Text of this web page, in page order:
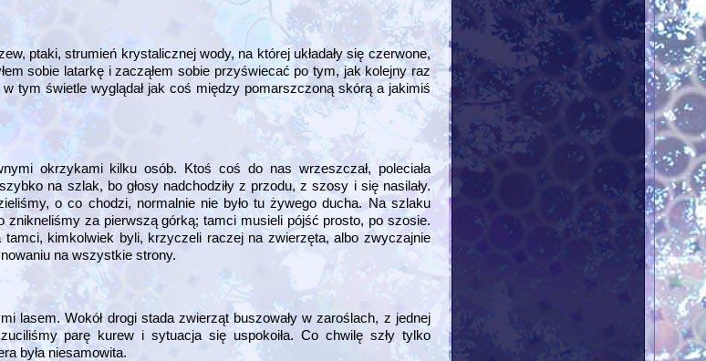
ptaki, strumień krystalicznej wody, na której układały się czerwone,
sobie latarkę i zacząłem sobie przyświecać po tym, jak kolejny raz
tym świetle wyglądał jak coś między pomarszczoną skórą a jakimiś
okrzykami kilku osób. Ktoś coś do nas wrzeszczał, poleciała
na szlak, bo głosy nadchodziły z przodu, z szosy i się nasilały.
o co chodzi, normalnie nie było tu żywego ducha. Na szlaku
za pierwszą górką; tamci musieli pójść prosto, po szosie.
kimkolwiek byli, krzyczeli raczej na zwierzęta, albo zwyczajnie
na wszystkie strony.
lasem. Wokół drogi stada zwierząt buszowały w zaroślach, z jednej
parę kurew i sytuacja się uspokoiła. Co chwilę szły tylko
była niesamowita.